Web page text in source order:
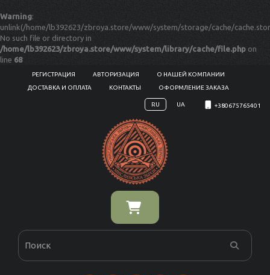
Warning:
unlink(/home/lb392623/zbroya.store/www/system/storage/cache/
No such file or directory in
/home/lb392623/zbroya.store/www/system/library/cache/file.php on
line 68
РЕГИСТРАЦИЯ АВТОРИЗАЦИЯ
О НАШЕЙ КОМПАНИИ
ДОСТАВКА И ОПЛАТА
КОНТАКТЫ ОФОРМЛЕНИЕ ЗАКАЗА
RU UA +380675765401